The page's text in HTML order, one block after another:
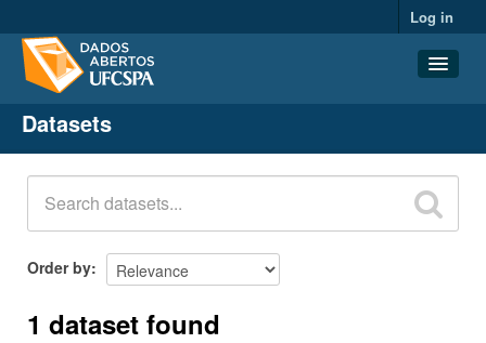
Log in
Datasets
Organizations
Groups
About
Datasets
Order by
1 dataset found